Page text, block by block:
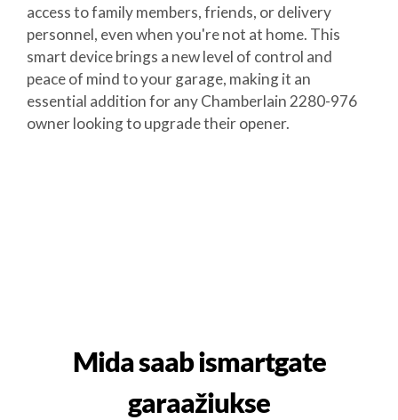
access to family members, friends, or delivery
personnel, even when you're not at home. This
smart device brings a new level of control and
peace of mind to your garage, making it an
essential addition for any Chamberlain 2280-976
owner looking to upgrade their opener.
Mida saab ismartgate
garaažiukse